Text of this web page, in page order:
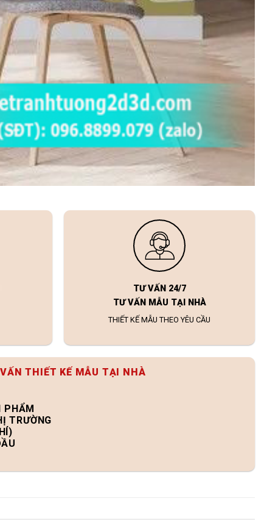
TƯ VẤN 24/7
TƯ VẤN MẪU TẠI NHÀ
THIẾT KẾ MẪU THEO YÊU CẦU
THIẾT KẾ MẪU TẠI NHÀ
PHẨM
TRƯỜNG